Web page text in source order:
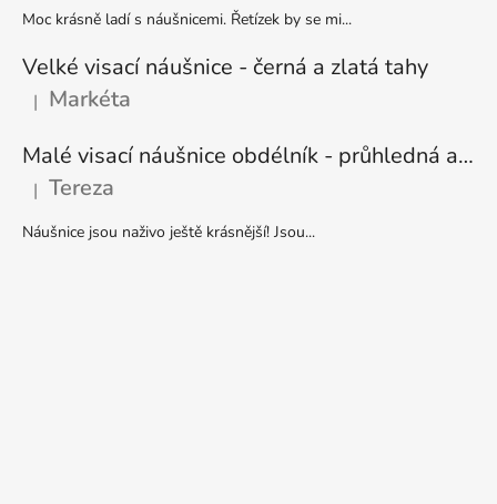
Moc krásně ladí s náušnicemi. Řetízek by se mi...
Velké visací náušnice - černá a zlatá tahy
Hodnocení produktu je 5 z 5 hvězdiček.
| Markéta
Malé visací náušnice obdélník - průhledná a stříbrná
Hodnocení produktu je 5 z 5 hvězdiček.
| Tereza
Náušnice jsou naživo ještě krásnější! Jsou...